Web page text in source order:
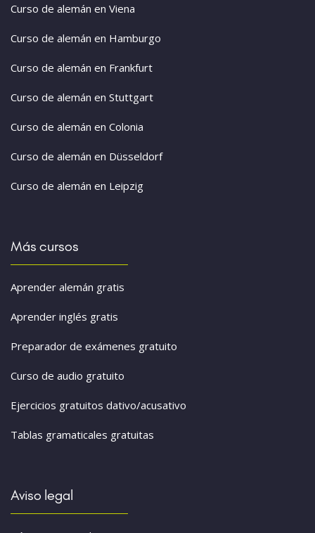
Curso de alemán en Viena
Curso de alemán en Hamburgo
Curso de alemán en Frankfurt
Curso de alemán en Stuttgart
Curso de alemán en Colonia
Curso de alemán en Düsseldorf
Curso de alemán en Leipzig
Más cursos
Aprender alemán gratis
Aprender inglés gratis
Preparador de exámenes gratuito
Curso de audio gratuito
Ejercicios gratuitos dativo/acusativo
Tablas gramaticales gratuitas
Aviso legal